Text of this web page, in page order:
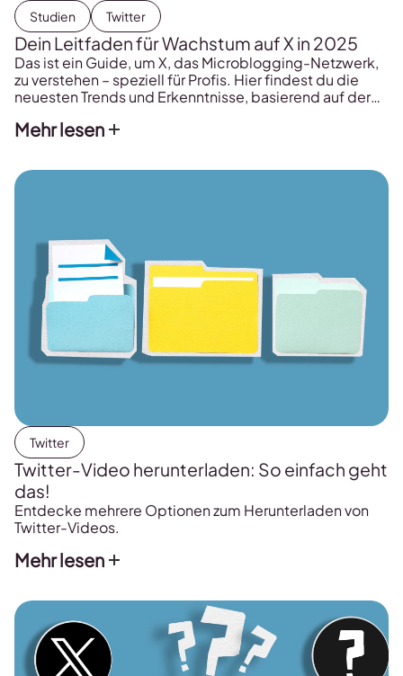
Studien Twitter
Dein Leitfaden für Wachstum auf X in 2025
Das ist ein Guide, um X, das Microblogging-Netzwerk,
zu verstehen – speziell für Profis. Hier findest du die
neuesten Trends und Erkenntnisse, basierend auf der
31.066 Threads. Diese Studie beantwortet die Frage,
Mehr lesen
Twitter
Twitter-Video herunterladen: So einfach geht
das!
Entdecke mehrere Optionen zum Herunterladen von
Twitter-Videos.
Mehr lesen